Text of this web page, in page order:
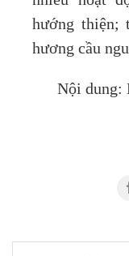
hướng thiện;
hương cầu
Nội dung: